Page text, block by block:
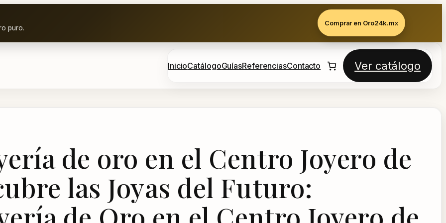
puro.
Comprar en Oro24k.mx
InicioCatálogoGuíasReferenciasContacto Ver catálogo
de oro en el Centro Joyero de
las Joyas del Futuro: